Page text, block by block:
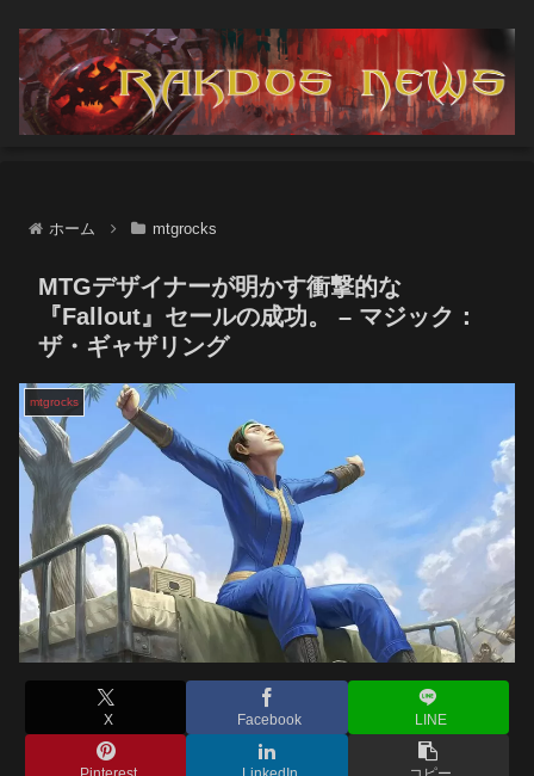
ホーム mtgrocks
MTGデザイナーが明かす衝撃的な
『Fallout』セールの成功。 – マジック：
ザ・ギャザリング
mtgrocks
X Facebook LINE